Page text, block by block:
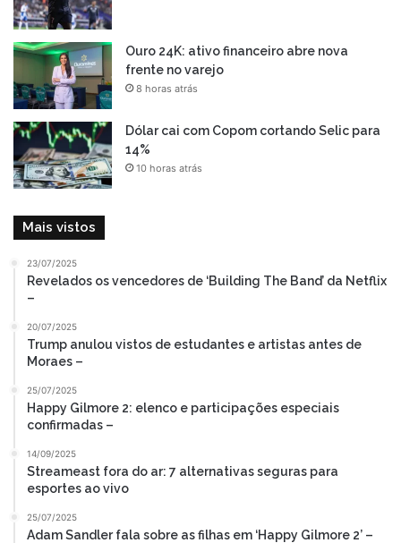
Ouro 24K: ativo financeiro abre nova
frente no varejo
8 horas atrás
Dólar cai com Copom cortando Selic para
14%
10 horas atrás
Mais vistos
23/07/2025
Revelados os vencedores de ‘Building The Band’ da Netflix
–
20/07/2025
Trump anulou vistos de estudantes e artistas antes de
Moraes –
25/07/2025
Happy Gilmore 2: elenco e participações especiais
confirmadas –
14/09/2025
Streameast fora do ar: 7 alternativas seguras para
esportes ao vivo
25/07/2025
Adam Sandler fala sobre as filhas em ‘Happy Gilmore 2’ –